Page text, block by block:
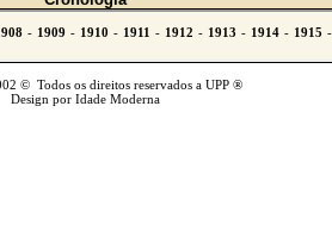
© Todos os direitos reservados a UPP ®
Design por Idade Moderna